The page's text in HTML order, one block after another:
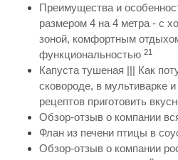
Преимущества и
размером 4 на 4 метра - с
зоной, комфортным
функциональностью 21
Капуста тушеная ||| Как
сковороде, в мультиварке
рецептов приготовить
Обзор-отзыв о компании
Флан из печени птицы в
Обзор-отзыв о компании